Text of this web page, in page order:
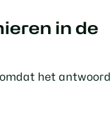
in de
het